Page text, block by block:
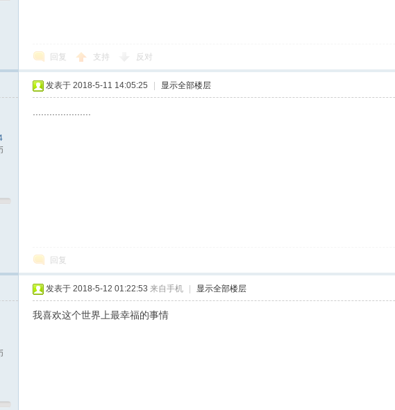
回复 支持 反对
发表于 2018-5-11 14:05:25 显示全部楼层
回复
发表于 2018-5-12 01:22:53 来自手机 显示全部楼层
我喜欢这个世界上最幸福的事情